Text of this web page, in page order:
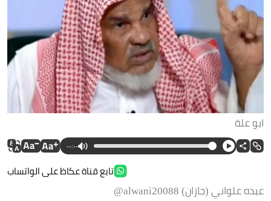
ابو علة
--:--
تابع قناة عكاظ على الواتساب
عبده علواني (جازان) alwani20088@